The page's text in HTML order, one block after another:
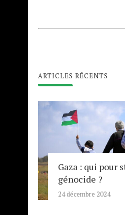
ARTICLES RÉCENTS
Gaza : qui pour
génocide ?
24 décembre 2024